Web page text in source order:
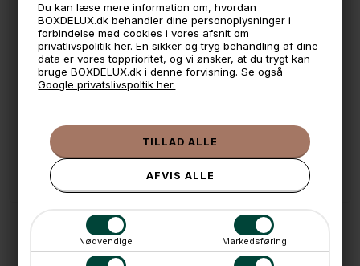
Du kan læse mere information om, hvordan
BOXDELUX.dk behandler dine personoplysninger i
forbindelse med cookies i vores afsnit om
privatlivspolitikher. En sikker og tryg behandling af dine
data er vores topprioritet, og vi ønsker, at du trygt kan
bruge BOXDELUX.dk i denne forvisning. Se også
Google privatslivspoltik her.
Nødvendige Markedsføring
🕚 Bestil inden 11 & vi sender samme dag på hverdage
🧺 Kan du lægge varen i kurven, er den på lager
🌟 4,9 med over 1200 anmeldelser ★★★★★
📦 Fragtfri v. køb over 999,- ellers fra 49,- med GLS
📱 Kundeservice 50446800 (9-12)
Kundeservice
ANDRE IDÉER